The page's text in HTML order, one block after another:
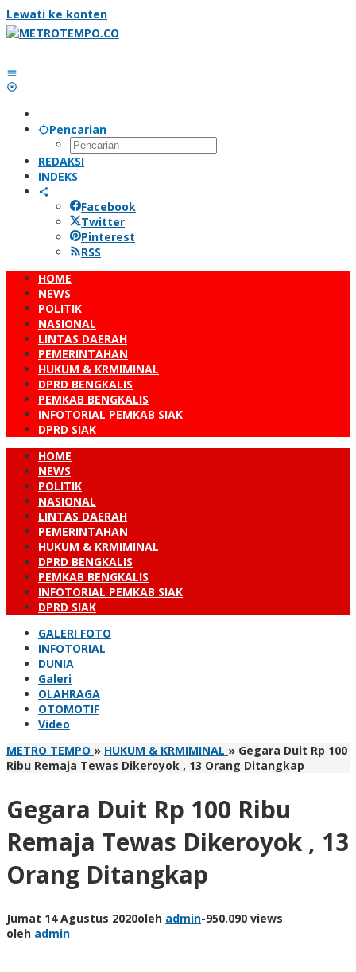
Lewati ke konten
Pencarian
REDAKSI
INDEKS
Facebook
Twitter
Pinterest
RSS
HOME
NEWS
POLITIK
NASIONAL
LINTAS DAERAH
PEMERINTAHAN
HUKUM & KRMIMINAL
DPRD BENGKALIS
PEMKAB BENGKALIS
INFOTORIAL PEMKAB SIAK
DPRD SIAK
HOME
NEWS
POLITIK
NASIONAL
LINTAS DAERAH
PEMERINTAHAN
HUKUM & KRMIMINAL
DPRD BENGKALIS
PEMKAB BENGKALIS
INFOTORIAL PEMKAB SIAK
DPRD SIAK
GALERI FOTO
INFOTORIAL
DUNIA
Galeri
OLAHRAGA
OTOMOTIF
Video
METRO TEMPO » HUKUM & KRMIMINAL » Gegara Duit Rp 100
Ribu Remaja Tewas Dikeroyok , 13 Orang Ditangkap
Gegara Duit Rp 100 Ribu
Remaja Tewas Dikeroyok , 13
Orang Ditangkap
Jumat 14 Agustus 2020oleh admin-950.090 views
oleh admin